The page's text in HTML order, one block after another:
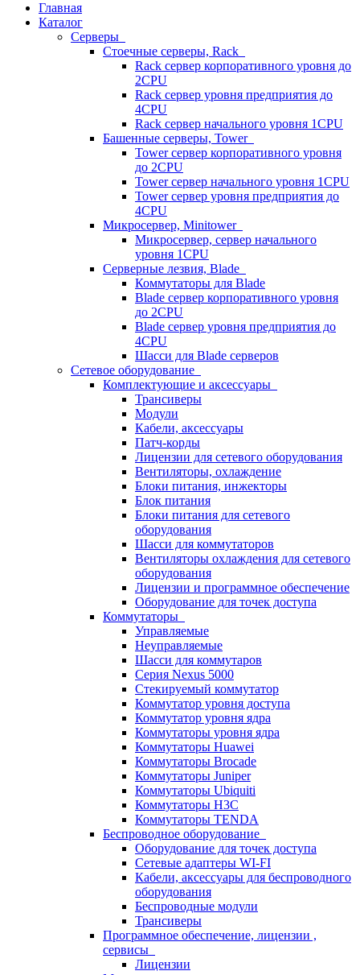
Главная
Каталог
Серверы
Стоечные серверы, Rack
Rack сервер корпоративного уровня до
2CPU
Rack сервер уровня предприятия до
4CPU
Rack сервер начального уровня 1CPU
Башенные серверы, Tower
Tower сервер корпоративного уровня
до 2CPU
Tower сервер начального уровня 1CPU
Tower сервер уровня предприятия до
4CPU
Микросервер, Minitower
Микросервер, сервер начального
уровня 1CPU
Серверные лезвия, Blade
Коммутаторы для Blade
Blade сервер корпоративного уровня
до 2CPU
Blade сервер уровня предприятия до
4CPU
Шасси для Blade серверов
Сетевое оборудование
Комплектующие и аксессуары
Трансиверы
Модули
Кабели, аксессуары
Патч-корды
Лицензии для сетевого оборудования
Вентиляторы, охлаждение
Блоки питания, инжекторы
Блок питания
Блоки питания для сетевого
оборудования
Шасси для коммутаторов
Вентиляторы охлаждения для сетевого
оборудования
Лицензии и программное обеспечение
Оборудование для точек доступа
Коммутаторы
Управляемые
Неуправляемые
Шасси для коммутаров
Серия Nexus 5000
Стекируемый коммутатор
Коммутатор уровня доступа
Коммутатор уровня ядра
Коммутаторы уровня ядра
Коммутаторы Huawei
Коммутаторы Brocade
Коммутаторы Juniper
Коммутаторы Ubiquiti
Коммутаторы H3C
Коммутаторы TENDA
Беспроводное оборудование
Оборудование для точек доступа
Сетевые адаптеры WI-FI
Кабели, аксессуары для беспроводного
оборудования
Беспроводные модули
Трансиверы
Программное обеспечение, лицензии ,
сервисы
Лицензии